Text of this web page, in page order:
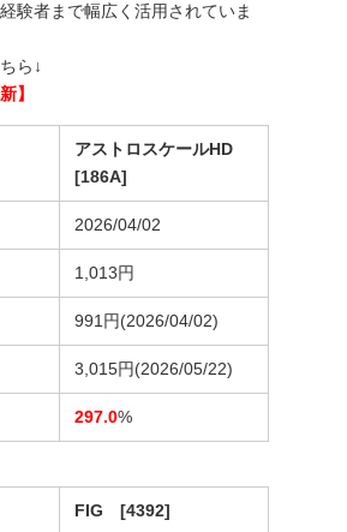
験者まで幅広く活用されていま
ら↓
】
アストロスケールHD
[186A]
2026/04/02
1,013円
991円(2026/04/02)
3,015円(2026/05/22)
297.0%
FIG [4392]